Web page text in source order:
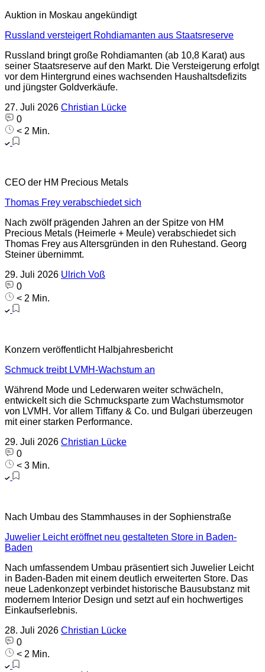
Auktion in Moskau angekündigt
Russland versteigert Rohdiamanten aus Staatsreserve
Russland bringt große Rohdiamanten (ab 10,8 Karat) aus
seiner Staatsreserve auf den Markt. Die Versteigerung erfolgt
vor dem Hintergrund eines wachsenden Haushaltsdefizits
und jüngster Goldverkäufe.
27. Juli 2026 Christian Lücke
0
< 2 Min.
CEO der HM Precious Metals
Thomas Frey verabschiedet sich
Nach zwölf prägenden Jahren an der Spitze von HM
Precious Metals (Heimerle + Meule) verabschiedet sich
Thomas Frey aus Altersgründen in den Ruhestand. Georg
Steiner übernimmt.
29. Juli 2026 Ulrich Voß
0
< 2 Min.
Konzern veröffentlicht Halbjahresbericht
Schmuck treibt LVMH-Wachstum an
Während Mode und Lederwaren weiter schwächeln,
entwickelt sich die Schmucksparte zum Wachstumsmotor
von LVMH. Vor allem Tiffany & Co. und Bulgari überzeugen
mit einer starken Performance.
29. Juli 2026 Christian Lücke
0
< 3 Min.
Nach Umbau des Stammhauses in der Sophienstraße
Juwelier Leicht eröffnet neu gestalteten Store in Baden-
Baden
Nach umfassendem Umbau präsentiert sich Juwelier Leicht
in Baden-Baden mit einem deutlich erweiterten Store. Das
neue Ladenkonzept verbindet historische Bausubstanz mit
modernem Interior Design und setzt auf ein hochwertiges
Einkaufserlebnis.
28. Juli 2026 Christian Lücke
0
< 2 Min.